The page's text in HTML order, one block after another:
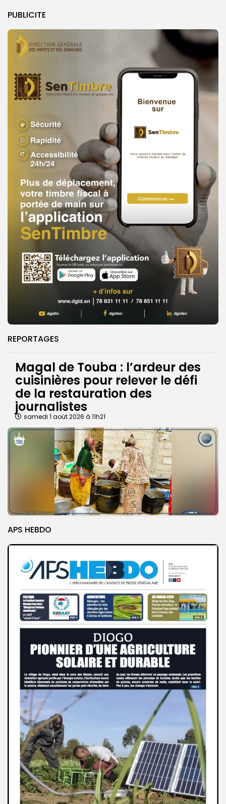
PUBLICITE
REPORTAGES
Magal de Touba : l’ardeur des
cuisinières pour relever le défi
de la restauration des
journalistes
samedi 1 août 2026 à 11h21
APS HEBDO